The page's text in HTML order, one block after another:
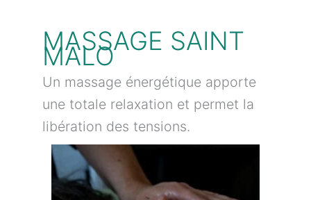
MASSAGE SAINT
MALO
Un massage énergétique apporte
une totale relaxation et permet la
libération des tensions.